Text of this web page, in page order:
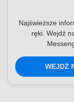
Najświeższe
ręki. Wejdź
WEJDŹ